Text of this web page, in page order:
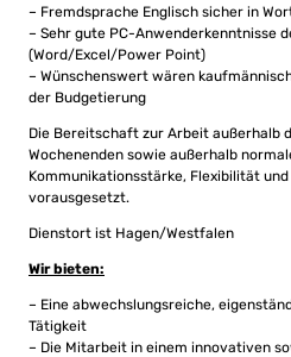
– Fremdsprache Englisch sicher in
– Sehr gute PC-Anwenderkenntnisse
(Word/Excel/Power Point)
– Wünschenswert wären
der Budgetierung
Die Bereitschaft zur Arbeit außerhalb
Wochenenden sowie außerhalb
Kommunikationsstärke, Flexibilität
vorausgesetzt.
Dienstort ist Hagen/Westfalen
Wir bieten:
– Eine abwechslungsreiche,
Tätigkeit
– Die Mitarbeit in einem innovativen